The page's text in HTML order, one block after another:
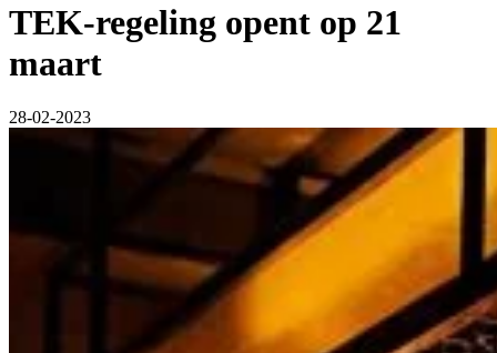
TEK-regeling opent op 21
maart
28-02-2023